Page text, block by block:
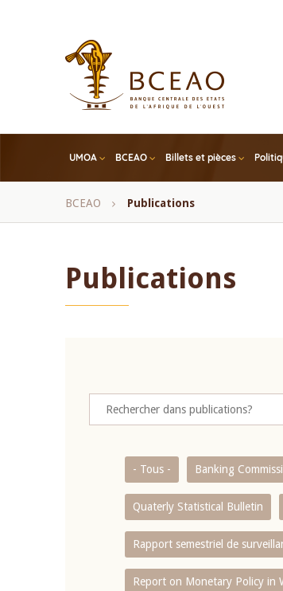
UMOA BCEAO Billets et pièces
Fil
BCEAO Publications
Publications
- Tous - Banking
Quaterly Statistical Bulletin
Rapport semestriel de
Report on Monetary Policy in